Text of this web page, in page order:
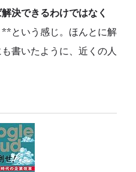
決できるわけではなく
**という感じ。ほんとに解
書いたように、近くの人